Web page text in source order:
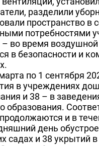
разделили
пространство в
потребностями
– во время воздушной
в безопасности и
по 1 сентября
в учреждениях
и 38 – в
образования.
и в
день
садах и 38 укрытий